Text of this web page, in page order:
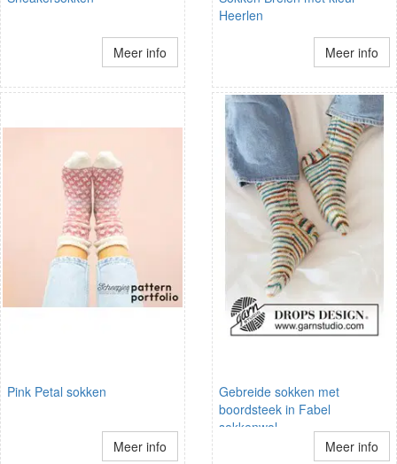
Meer info
Heerlen
Meer info
Pink Petal sokken
Meer info
Gebreide sokken met
boordsteek in Fabel
sokkenwol
Meer info